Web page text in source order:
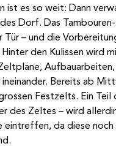
ist es so weit: Dann
Dorf. Das
– und die
den Kulissen wird
Bereits ab
Festzelts. Ein Teil
des Zeltes – wird
eintreffen, da diese